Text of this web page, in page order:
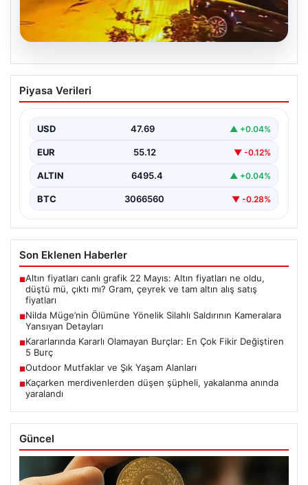
05.08.2026
Nilda Müge’nin Ölümüne Yönelik Silahlı
Saldırının Kameralara Yansıyan
İstanbul’un Şişli ilçesinde yaşanan korkutucu olayda,
ilaçları…
Piyasa Verileri
USD 47.69 ▲ +0.04%
EUR 55.12 ▼ -0.12%
ALTIN 6495.4 ▲ +0.04%
BTC 3066560 ▼ -0.28%
Son Eklenen Haberler
■Altın fiyatları canlı grafik 22 Mayıs: Altın fiyatları ne oldu,
düştü mü, çıktı mı? Gram, çeyrek ve tam altın alış satış
fiyatları
■Nilda Müge’nin Ölümüne Yönelik Silahlı Saldırının Kameralara
Yansıyan Detayları
■Kararlarında Kararlı Olamayan Burçlar: En Çok Fikir Değiştiren
5 Burç
■Outdoor Mutfaklar ve Şık Yaşam Alanları
■Kaçarken merdivenlerden düşen şüpheli, yakalanma anında
yaralandı
Güncel